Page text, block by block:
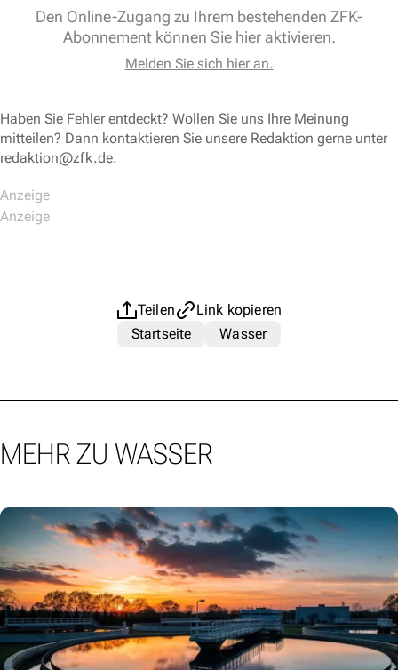
Den Online-Zugang zu Ihrem bestehenden ZFK-
Abonnement können Sie hier aktivieren.
Melden Sie sich hier an.
Haben Sie Fehler entdeckt? Wollen Sie uns Ihre Meinung
mitteilen? Dann kontaktieren Sie unsere Redaktion gerne unter
redaktion@zfk.de.
Teilen
Link kopieren
Startseite
Wasser
MEHR ZU WASSER